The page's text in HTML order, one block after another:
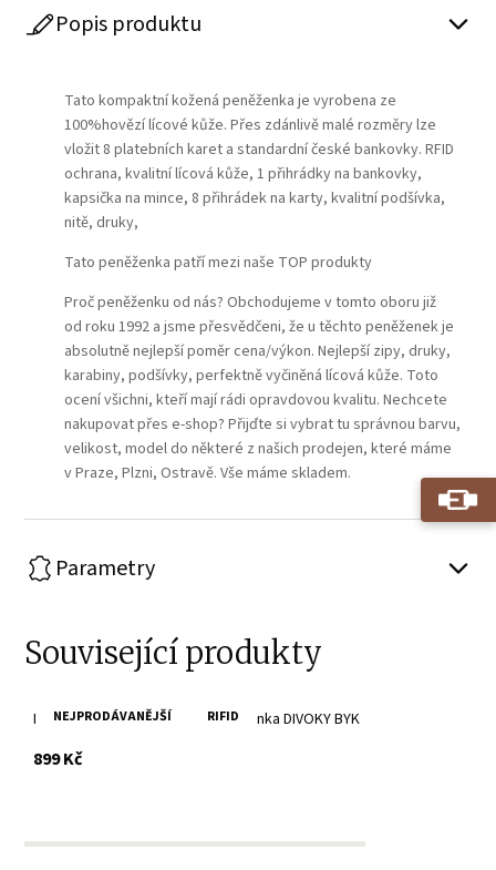
Popis produktu
Play
Tato kompaktní kožená peněženka je vyrobena ze
100%hovězí lícové kůže. Přes zdánlivě malé rozměry lze
vložit 8 platebních karet a standardní české bankovky. RFID
ochrana, kvalitní lícová kůže, 1 přihrádky na bankovky,
kapsička na mince, 8 přihrádek na karty, kvalitní podšívka,
nitě, druky,
Tato peněženka patří mezi naše TOP produkty
Proč peněženku od nás? Obchodujeme v tomto oboru již
od roku 1992 a jsme přesvědčeni, že u těchto peněženek je
absolutně nejlepší poměr cena/výkon. Nejlepší zipy, druky,
karabiny, podšívky, perfektně vyčiněná lícová kůže. Toto
ocení všichni, kteří mají rádi opravdovou kvalitu. Nechcete
nakupovat přes e-shop? Přijďte si vybrat tu správnou barvu,
velikost, model do některé z našich prodejen, které máme
v Praze, Plzni, Ostravě. Vše máme skladem.
Parametry
Související produkty
NEJPRODÁVANĚJŠÍ RIFID
Malá černá pánská kožená peněženka DIVOKY BYK
899 Kčs DPH